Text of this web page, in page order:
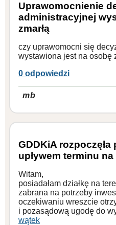
Uprawomocnienie
administracyjnej
zmarłą
czy uprawomocni się
wystawiona jest na osobę
0 odpowiedzi
mb
GDDKiA rozpoczęła
upływem terminu na
Witam,
posiadałam działkę na
zabrana na potrzeby
oczekiwaniu wreszcie
i pozasądową ugodę do
wątek